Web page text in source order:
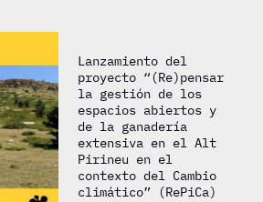
Lanzamiento del
proyecto “(Re)pensar
la gestión de los
espacios abiertos y
de la ganadería
extensiva en el Alt
Pirineu en el
contexto del Cambio
climático” (RePiCa)